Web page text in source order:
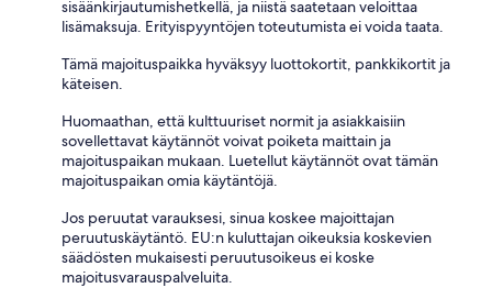
sisäänkirjautumishetkellä, ja niistä saatetaan veloittaa
lisämaksuja. Erityispyyntöjen toteutumista ei voida taata.
Tämä majoituspaikka hyväksyy luottokortit, pankkikortit ja
käteisen.
Huomaathan, että kulttuuriset normit ja asiakkaisiin
sovellettavat käytännöt voivat poiketa maittain ja
majoituspaikan mukaan. Luetellut käytännöt ovat tämän
majoituspaikan omia käytäntöjä.
Jos peruutat varauksesi, sinua koskee majoittajan
peruutuskäytäntö. EU:n kuluttajan oikeuksia koskevien
säädösten mukaisesti peruutusoikeus ei koske
majoitusvarauspalveluita.